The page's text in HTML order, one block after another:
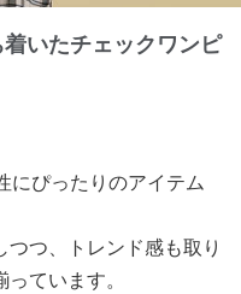
いたチェックワンピ
にぴったりのアイテム
つ、トレンド感も取り
ています。